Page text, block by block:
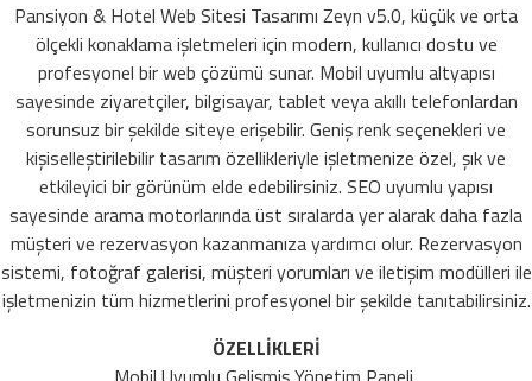
Pansiyon & Hotel Web Sitesi Tasarımı Zeyn v5.0, küçük ve orta
ölçekli konaklama işletmeleri için modern, kullanıcı dostu ve
profesyonel bir web çözümü sunar. Mobil uyumlu altyapısı
sayesinde ziyaretçiler, bilgisayar, tablet veya akıllı telefonlardan
sorunsuz bir şekilde siteye erişebilir. Geniş renk seçenekleri ve
kişiselleştirilebilir tasarım özellikleriyle işletmenize özel, şık ve
etkileyici bir görünüm elde edebilirsiniz. SEO uyumlu yapısı
sayesinde arama motorlarında üst sıralarda yer alarak daha fazla
müşteri ve rezervasyon kazanmanıza yardımcı olur. Rezervasyon
sistemi, fotoğraf galerisi, müşteri yorumları ve iletişim modülleri ile
işletmenizin tüm hizmetlerini profesyonel bir şekilde tanıtabilirsiniz.
ÖZELLİKLERİ